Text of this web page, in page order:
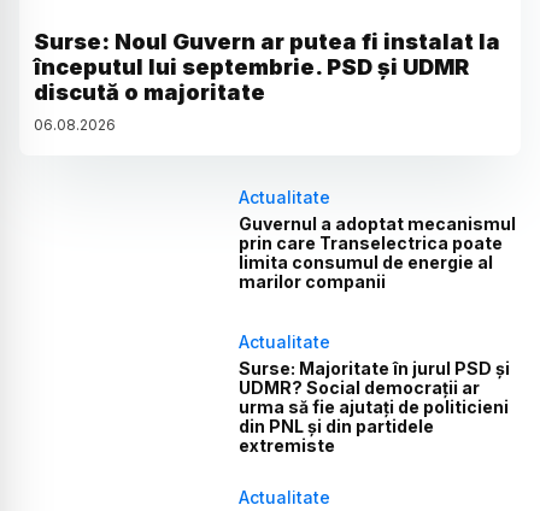
Surse: Noul Guvern ar putea fi instalat la
începutul lui septembrie. PSD și UDMR
discută o majoritate
06.08.2026
Actualitate
Guvernul a adoptat mecanismul
prin care Transelectrica poate
limita consumul de energie al
marilor companii
Actualitate
Surse: Majoritate în jurul PSD și
UDMR? Social democrații ar
urma să fie ajutați de politicieni
din PNL și din partidele
extremiste
Actualitate